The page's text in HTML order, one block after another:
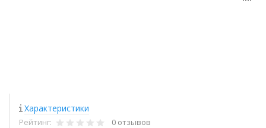
Характеристики
Рейтинг: 0 отзывов